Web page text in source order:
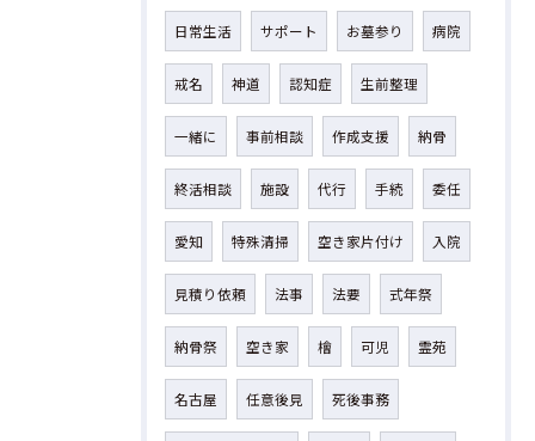
日常生活 サポート お墓参り 病院
戒名 神道 認知症 生前整理
一緒に 事前相談 作成支援 納骨
終活相談 施設 代行 手続 委任
愛知 特殊清掃 空き家片付け 入院
見積り依頼 法事 法要 式年祭
納骨祭 空き家 檜 可児 霊苑
名古屋 任意後見 死後事務